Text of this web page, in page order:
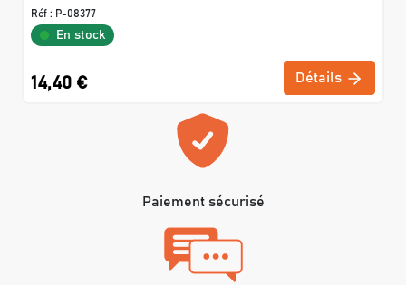
Réf : P-08377
En stock
14,40 € Détails
Paiement sécurisé